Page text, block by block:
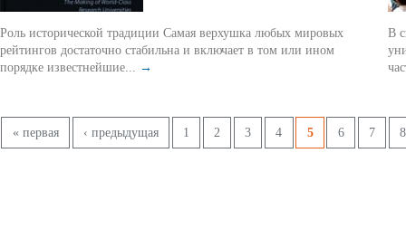
Роль исторической традиции Самая верхушка любых мировых
рейтингов достаточно стабильна и включает в том или ином
порядке известнейшие... →
В
Страницы
« первая ‹ предыдущая 1 2 3 4 5 6 7 8